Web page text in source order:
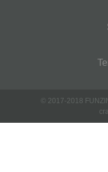
© 2017-2018